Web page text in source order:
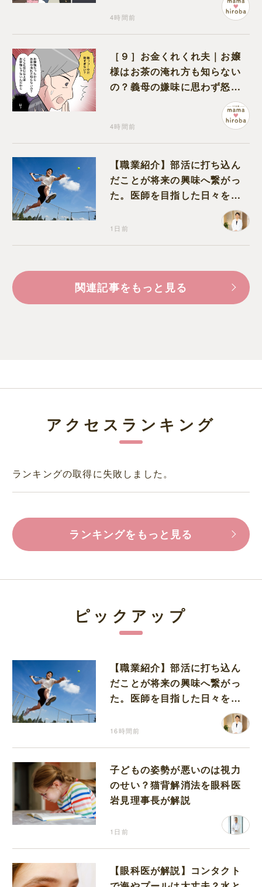
4時間前
［９］お金くれくれ夫｜お嬢
様はお茶の淹れ方も知らない
の？義母の嫌味に思わず怒り
4時間前
【職業紹介】部活に打ち込ん
だことが将来の興味へ繋がっ
た。医師を目指した日々を振
1日前
関連記事をもっと見る
アクセスランキング
ランキングの取得に失敗しました。
ランキングをもっと見る
ピックアップ
【職業紹介】部活に打ち込ん
だことが将来の興味へ繋がっ
た。医師を目指した日々を振
16時間前
子どもの姿勢が悪いのは視力
のせい？猫背解消法を眼科医
岩見理事長が解説
1日前
【眼科医が解説】コンタクト